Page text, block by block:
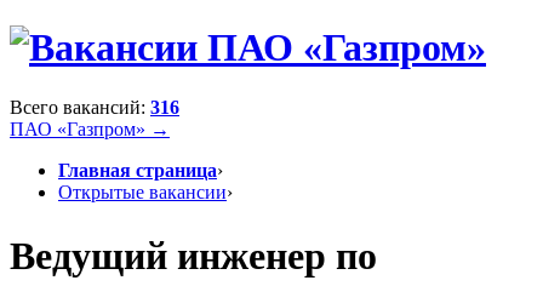
Всего вакансий: 316
ПАО «Газпром» →
Главная страница›
Открытые вакансии›
Ведущий инженер по